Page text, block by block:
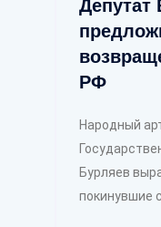
Депутат
РФ
Народный
Бурляев
покинувшие